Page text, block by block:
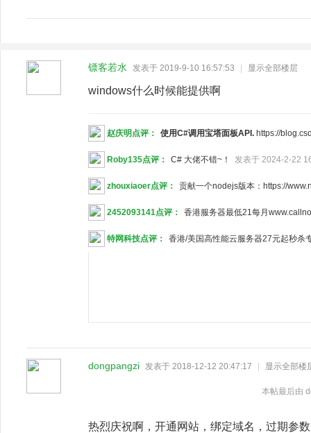
镖客若水 发表于 2019-9-10 16:57:53 显示全部楼层
windows什么时候能提供啊
赵庆明点评： 使用C#调用宝塔面板API. https://
Roby135点评： C# 大佬不错~！ 发表于 2024-2-22
zhouxiaoer点评： 贡献一个nodejs版本：https://
2452093141点评： 香港服务器最低21每月
特网科技点评： 香港/美国高性能云服务器27元起秒
dongpangzi 发表于 2018-12-12 20:47:17 显示全部楼
本帖最后由
热烈庆祝啊，开通网站，绑定域名，过期参